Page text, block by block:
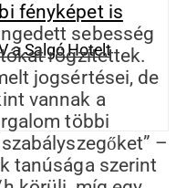
a Salgó Hotelt
fényképet is
sebesség
rögzítettek.
jogsértései, de
vannak a
többi
–
tanúsága szerint